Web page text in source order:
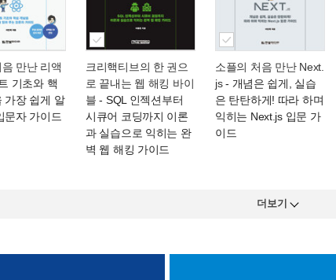
만난 리액
기초와 핵
가장 쉽게 알
문자 가이드
크리핵티브의 한 권으
로 끝내는 웹 해킹 바이
블 - SQL 인젝션부터
시큐어 코딩까지 이론
과 실습으로 익히는 완
벽 웹 해킹 가이드
소플의 처음 만난 Next.
js- 개념은 쉽게, 실습
은 탄탄하게! 따라 하며
익히는 Next.js 입문 가
이드
더보기